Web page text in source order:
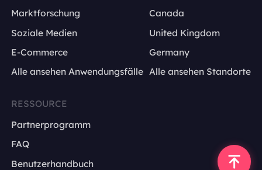
Marktforschung
Soziale Medien
E-Commerce
Alle ansehen Anwendungsfälle
Canada
United Kingdom
Germany
Alle ansehen Standorte
RESSOURCE
Partnerprogramm
FAQ
Benutzerhandbuch